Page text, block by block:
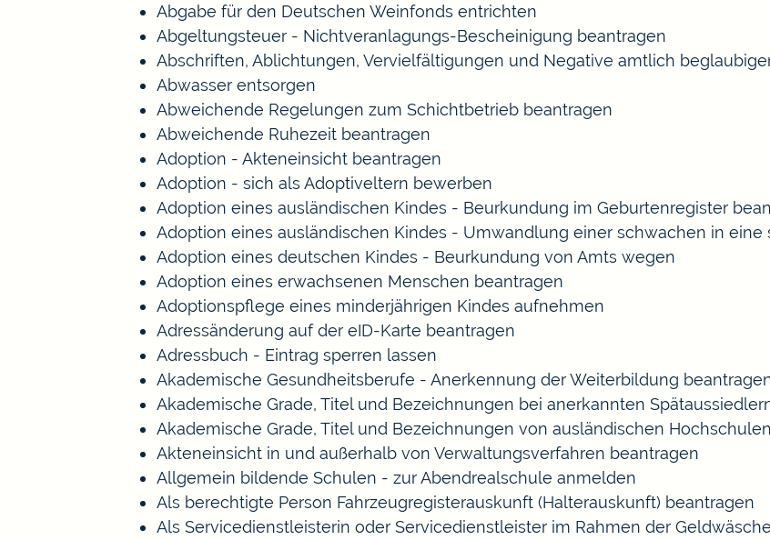
Abgabe für den Deutschen Weinfonds entrichten
Abgeltungsteuer - Nichtveranlagungs-Bescheinigung beantragen
Abschriften, Ablichtungen, Vervielfältigungen und Negative amtlich
Abwasser entsorgen
Abweichende Regelungen zum Schichtbetrieb beantragen
Abweichende Ruhezeit beantragen
Adoption - Akteneinsicht beantragen
Adoption - sich als Adoptiveltern bewerben
Adoption eines ausländischen Kindes - Beurkundung im Geburtenregister
Adoption eines ausländischen Kindes - Umwandlung einer schwachen in eine
Adoption eines deutschen Kindes - Beurkundung von Amts wegen
Adoption eines erwachsenen Menschen beantragen
Adoptionspflege eines minderjährigen Kindes aufnehmen
Adressänderung auf der eID-Karte beantragen
Adressbuch - Eintrag sperren lassen
Akademische Gesundheitsberufe - Anerkennung der Weiterbildung
Akademische Grade, Titel und Bezeichnungen bei anerkannten
Akademische Grade, Titel und Bezeichnungen von ausländischen
Akteneinsicht in und außerhalb von Verwaltungsverfahren beantragen
Allgemein bildende Schulen - zur Abendrealschule anmelden
Als berechtigte Person Fahrzeugregisterauskunft (Halterauskunft) beantragen
Als Servicedienstleisterin oder Servicedienstleister im Rahmen der